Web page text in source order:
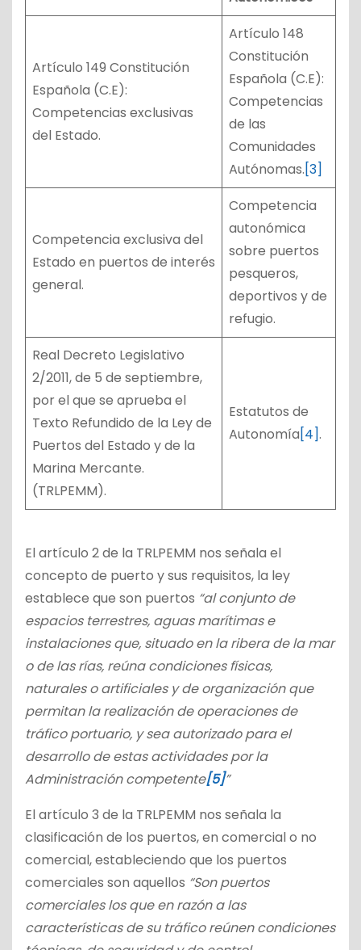
Artículo 149 Constitución
Española (C.E):
Competencias exclusivas
del Estado.
Artículo 148
Constitución
Española (C.E):
Competencias
de las
Comunidades
Autónomas.[3]
Competencia exclusiva del
Estado en puertos de interés
general.
Competencia
autonómica
sobre puertos
pesqueros,
deportivos y de
refugio.
Real Decreto Legislativo
2/2011, de 5 de septiembre,
por el que se aprueba el
Texto Refundido de la Ley de
Puertos del Estado y de la
Marina Mercante.
(TRLPEMM).
Estatutos de
Autonomía[4].
El artículo 2 de la TRLPEMM nos señala el
concepto de puerto y sus requisitos, la ley
establece que son puertos “al conjunto de
espacios terrestres, aguas marítimas e
instalaciones que, situado en la ribera de la mar
o de las rías, reúna condiciones físicas,
naturales o artificiales y de organización que
permitan la realización de operaciones de
tráfico portuario, y sea autorizado para el
desarrollo de estas actividades por la
Administración competente[5]”
El artículo 3 de la TRLPEMM nos señala la
clasificación de los puertos, en comercial o no
comercial, estableciendo que los puertos
comerciales son aquellos “Son puertos
comerciales los que en razón a las
características de su tráfico reúnen condiciones